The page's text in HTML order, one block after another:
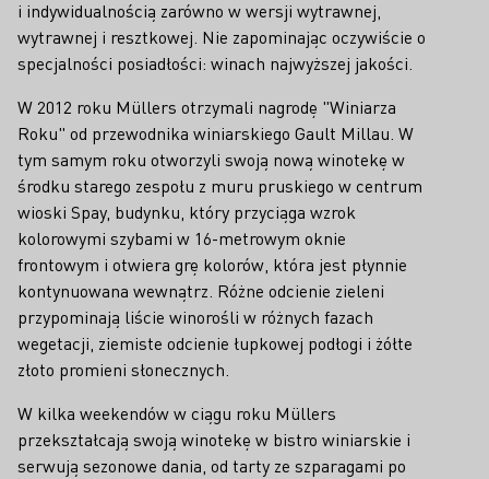
i indywidualnością zarówno w wersji wytrawnej,
wytrawnej i resztkowej. Nie zapominając oczywiście o
specjalności posiadłości: winach najwyższej jakości.
W 2012 roku Müllers otrzymali nagrodę "Winiarza
Roku" od przewodnika winiarskiego Gault Millau. W
tym samym roku otworzyli swoją nową winotekę w
środku starego zespołu z muru pruskiego w centrum
wioski Spay, budynku, który przyciąga wzrok
kolorowymi szybami w 16-metrowym oknie
frontowym i otwiera grę kolorów, która jest płynnie
kontynuowana wewnątrz. Różne odcienie zieleni
przypominają liście winorośli w różnych fazach
wegetacji, ziemiste odcienie łupkowej podłogi i żółte
złoto promieni słonecznych.
W kilka weekendów w ciągu roku Müllers
przekształcają swoją winotekę w bistro winiarskie i
serwują sezonowe dania, od tarty ze szparagami po